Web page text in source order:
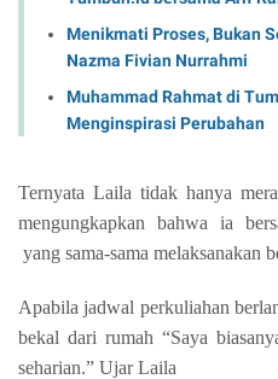
Menikmati Proses, Bukan
Nazma Fivian Nurrahmi
Muhammad Rahmat di
Menginspirasi Perubahan
Ternyata Laila tidak hanya
mengungkapkan bahwa ia
yang sama-sama melaksanakan
Apabila jadwal perkuliahan
bekal dari rumah “Saya
seharian.” Ujar Laila